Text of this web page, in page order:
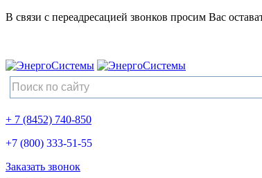
В связи с переадресацией звонков просим Вас
+ 7 (8452) 740-850
+7 (800) 333-51-55
Заказать звонок